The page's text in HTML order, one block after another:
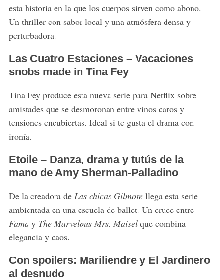
esta historia en la que los cuerpos sirven como abono.
Un thriller con sabor local y una atmósfera densa y
perturbadora.
Las Cuatro Estaciones – Vacaciones
snobs made in Tina Fey
Tina Fey produce esta nueva serie para Netflix sobre
amistades que se desmoronan entre vinos caros y
tensiones encubiertas. Ideal si te gusta el drama con
ironía.
Etoile – Danza, drama y tutús de la
mano de Amy Sherman-Palladino
De la creadora de Las chicas Gilmorellega esta serie
ambientada en una escuela de ballet. Un cruce entre
Famay The Marvelous Mrs. Maiselque combina
elegancia y caos.
Con spoilers: Mariliendre y El Jardinero
al desnudo